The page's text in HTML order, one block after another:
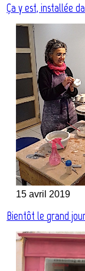
Ça y est, installée
15 avril 2019
Bientôt le grand